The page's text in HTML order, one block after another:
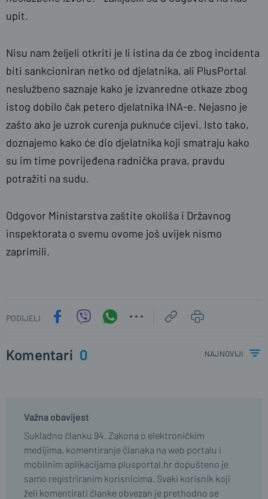
upit.
Nisu nam željeli otkriti je li istina da će zbog incidenta
biti sankcioniran netko od djelatnika, ali PlusPortal
neslužbeno saznaje kako je izvanredne otkaze zbog
istog dobilo čak petero djelatnika INA-e. Nejasno je
zašto ako je uzrok curenja puknuće cijevi. Isto tako,
doznajemo kako će dio djelatnika koji smatraju kako
su im time povrijeđena radnička prava, pravdu
potražiti na sudu.
Odgovor Ministarstva zaštite okoliša i Državnog
inspektorata o svemu ovome još uvijek nismo
zaprimili.
PODIJELI
Komentari 0 najnoviji
Važna obavijest
Sukladno članku 94. Zakona o elektroničkim
medijima, komentiranje članaka na web portalu i
mobilnim aplikacijama plusportal.hr dopušteno je
samo registriranim korisnicima. Svaki korisnik koji
želi komentirati članke obvezan je prethodno se